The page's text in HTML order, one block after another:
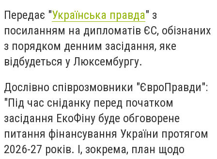
Передає "Українська правда" з
посиланням на дипломатів ЄС, обізнаних
з порядком денним засідання, яке
відбудеться у Люксембургу.
Дослівно співрозмовники "ЄвроПравди":
"Під час сніданку перед початком
засідання ЕкоФіну буде обговорене
питання фінансування України протягом
2026-27 років. І, зокрема, план щодо